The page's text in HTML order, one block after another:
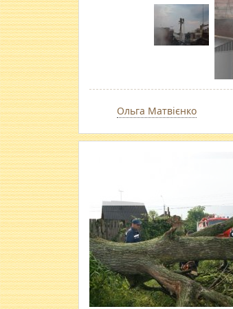
Ольга Матвієнко